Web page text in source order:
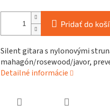
Pridať do
Silent gitara s nylonovými
mahagón/rosewood/javor,
Detailné informácie